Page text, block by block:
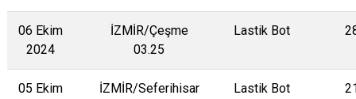
06 Ekim
2024
İZMİR/Çeşme
03.25
Lastik Bot
05 Ekim
İZMİR/Seferihisar
Lastik Bot